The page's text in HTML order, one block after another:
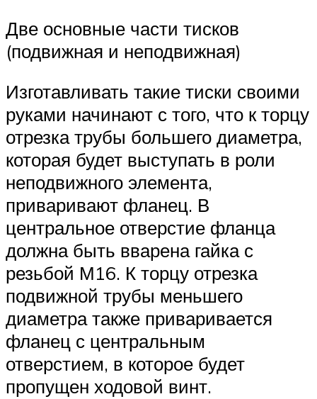
Две основные части тисков
(подвижная и неподвижная)
Изготавливать такие тиски своими
руками начинают с того, что к торцу
отрезка трубы большего диаметра,
которая будет выступать в роли
неподвижного элемента,
приваривают фланец. В
центральное отверстие фланца
должна быть вварена гайка с
резьбой М16. К торцу отрезка
подвижной трубы меньшего
диаметра также приваривается
фланец с центральным
отверстием, в которое будет
пропущен ходовой винт.